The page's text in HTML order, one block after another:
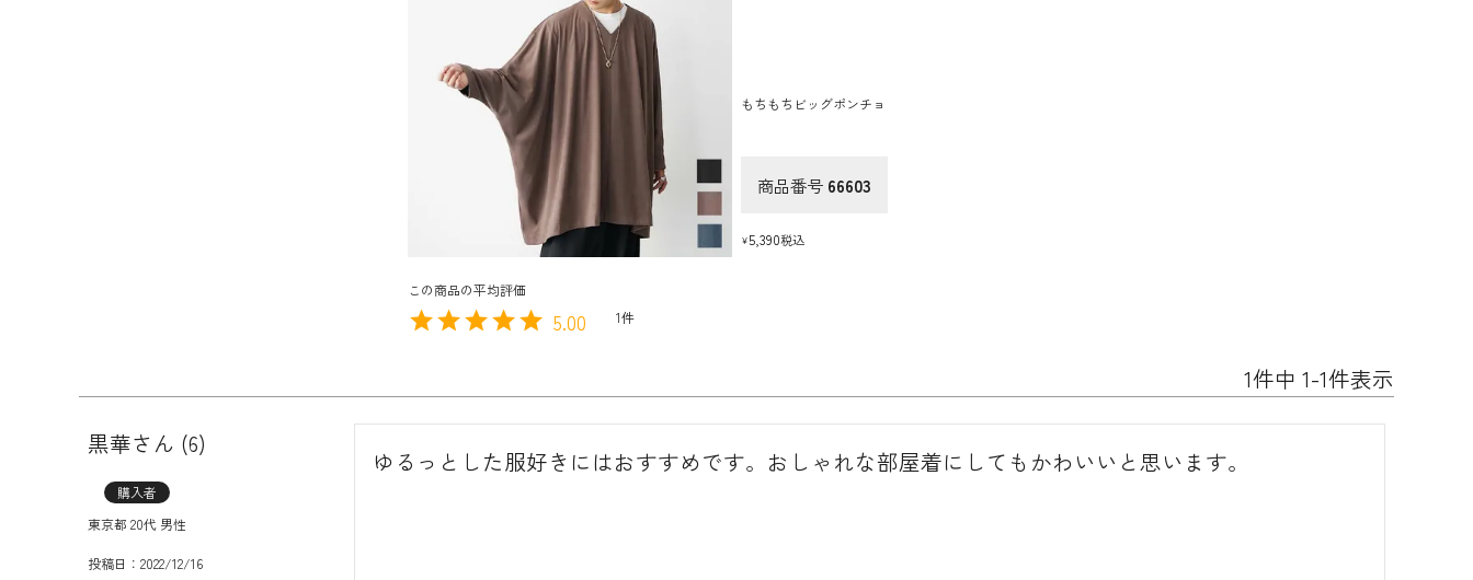
もちもちビッグポンチョ
商品番号 66603
¥5,390税込
5.00 1
1件中 1-1件表示
黒華 6
購入者
東京都 20代 男性
投稿日 2022/12/16
ゆるっとした服好きにはおすすめです。おしゃれな部屋着にしてもかわいいと思います。